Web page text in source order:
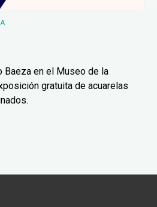
Baeza en el Museo de la
gratuita de acuarelas